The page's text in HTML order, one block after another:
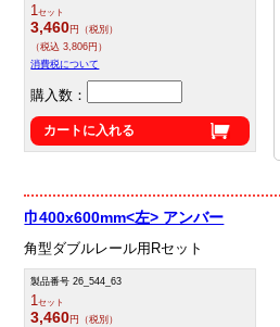
1セット
3,460円（税別）
（税込 3,806円）
消費税について
購入数：
カートに入れる
巾400x600mm<左> アンバー
角型ダブルレール用Rセット
製品番号 26_544_63
1セット
3,460円（税別）